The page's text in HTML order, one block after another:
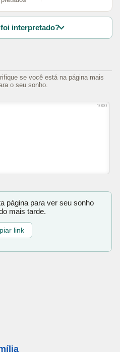
interpretado?
se você está na página mais
o seu sonho.
1000
página para ver seu sonho
mais tarde.
link